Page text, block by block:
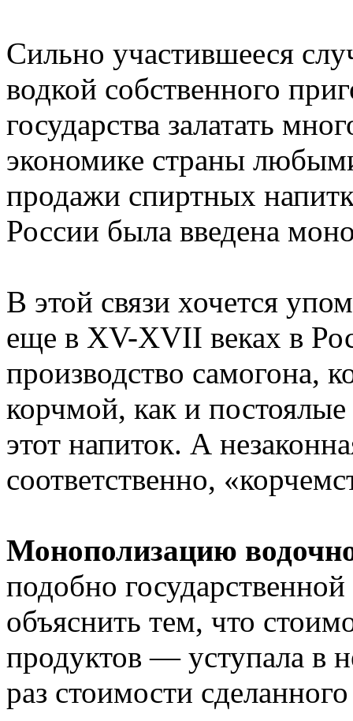
Сильно участившееся
водкой собственного
государства залатать
экономике страны
продажи спиртных
России была введена
В этой связи хочется
еще в XV-XVII веках в
производство самогона,
корчмой, как и
этот напиток. А
соответственно,
Монополизацию
подобно
объяснить тем, что
продуктов — уступала в
раз стоимости